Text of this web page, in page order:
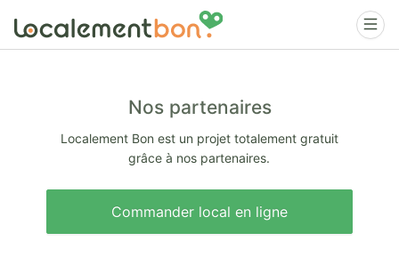
Nos partenaires
Localement Bon est un projet totalement gratuit
grâce à nos partenaires.
Commander local en ligne